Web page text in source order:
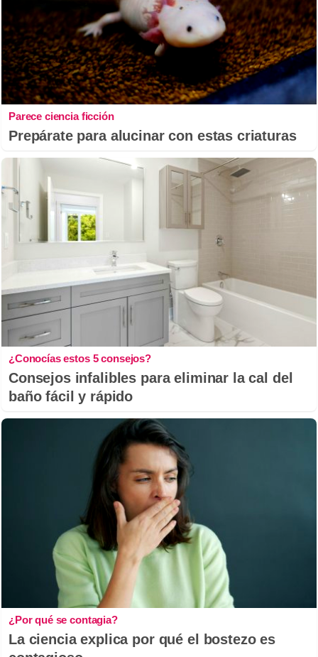
Parece ciencia ficción
Prepárate para alucinar con estas criaturas
¿Conocías estos 5 consejos?
Consejos infalibles para eliminar la cal del
baño fácil y rápido
¿Por qué se contagia?
La ciencia explica por qué el bostezo es